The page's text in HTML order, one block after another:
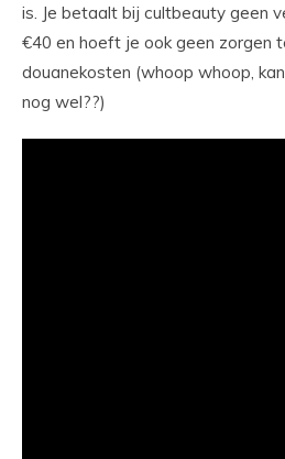
is. Je betaalt bij cultbeauty geen
€40 en hoeft je ook geen zorgen
douanekosten (whoop whoop,
nog wel??)